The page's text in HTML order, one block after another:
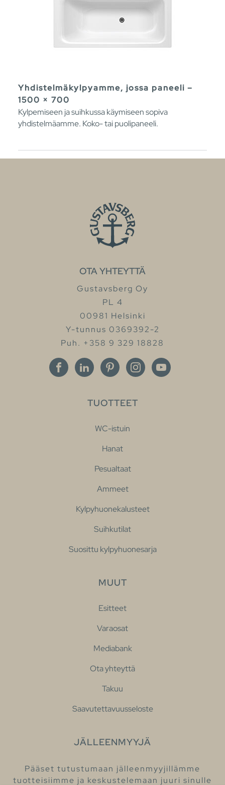
Yhdistelmäkylpyamme, jossa paneeli –
1500 × 700
Kylpemiseen ja suihkussa käymiseen sopiva
yhdistelmäamme. Koko- tai puolipaneeli.
OTA YHTEYTTÄ
Gustavsberg Oy
PL 4
00981 Helsinki
Y-tunnus 0369392-2
Puh. +358 9 329 18828
TUOTTEET
WC-istuin
Hanat
Pesualtaat
Ammeet
Kylpyhuonekalusteet
Suihkutilat
Suosittu kylpyhuonesarja
MUUT
Esitteet
Varaosat
Mediabank
Ota yhteyttä
Takuu
Saavutettavuusseloste
JÄLLEENMYYJÄ
Pääset tutustumaan jälleenmyyjillämme
tuotteisiimme ja keskustelemaan juuri sinulle